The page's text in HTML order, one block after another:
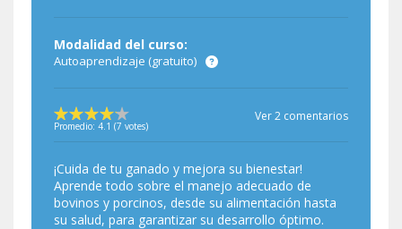
Modalidad del curso:
Autoaprendizaje (gratuito)
Promedio: 4.1 (7 votes)
Ver 2 comentarios
¡Cuida de tu ganado y mejora su bienestar!
Aprende todo sobre el manejo adecuado de
bovinos y porcinos, desde su alimentación hasta
su salud, para garantizar su desarrollo óptimo.